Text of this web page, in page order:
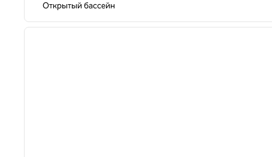
Открытый бассейн
1 из 12